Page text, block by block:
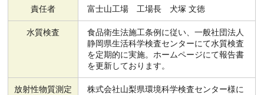
責任者 富士山工場 工場長 犬塚 文徳
水質検査
食品衛生法施工条例に従い、一般社団法人
静岡県生活科学検査センターにて水質検査
を定期的に実施。ホームページにて報告書
を更新しております。
放射性物質測定
株式会社山梨県環境科学検査センター様に